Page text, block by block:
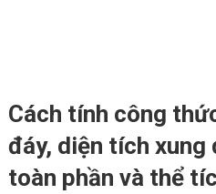
Cách tính công
đáy, diện tích xung
toàn phần và thể